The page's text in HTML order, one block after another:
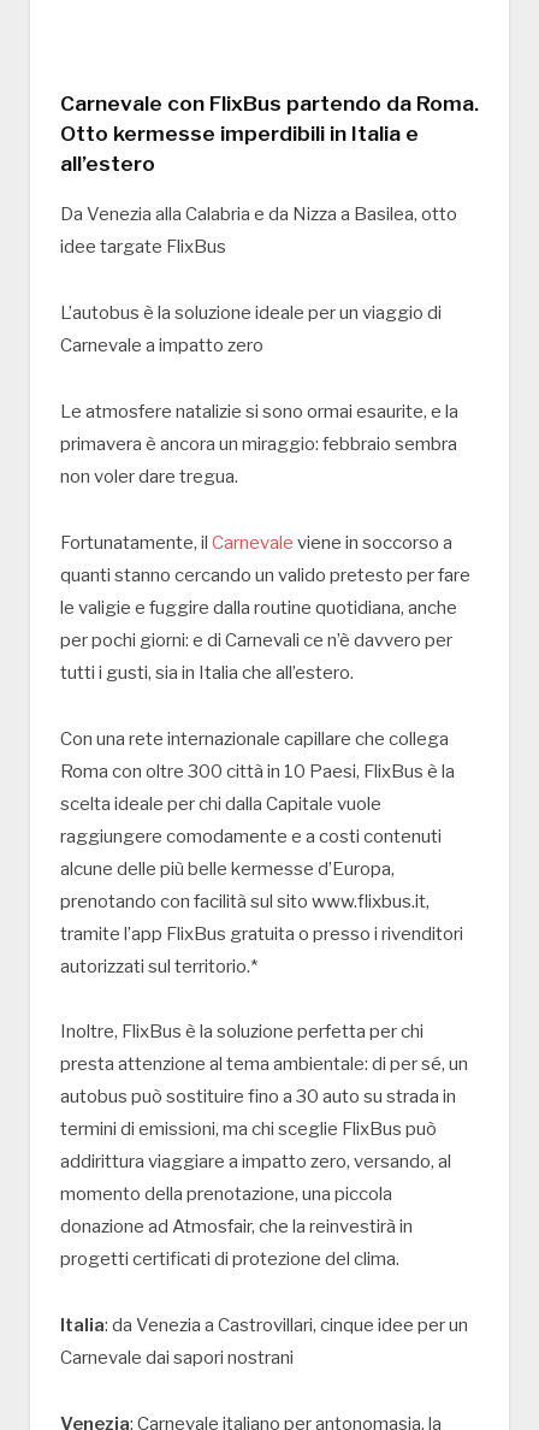
Carnevale con FlixBus partendo da Roma.
Otto kermesse imperdibili in Italia e
all’estero
Da Venezia alla Calabria e da Nizza a Basilea, otto
idee targate FlixBus
L’autobus è la soluzione ideale per un viaggio di
Carnevale a impatto zero
Le atmosfere natalizie si sono ormai esaurite, e la
primavera è ancora un miraggio: febbraio sembra
non voler dare tregua.
Fortunatamente, il Carnevale viene in soccorso a
quanti stanno cercando un valido pretesto per fare
le valigie e fuggire dalla routine quotidiana, anche
per pochi giorni: e di Carnevali ce n’è davvero per
tutti i gusti, sia in Italia che all’estero.
Con una rete internazionale capillare che collega
Roma con oltre 300 città in 10 Paesi, FlixBus è la
scelta ideale per chi dalla Capitale vuole
raggiungere comodamente e a costi contenuti
alcune delle più belle kermesse d’Europa,
prenotando con facilità sul sito www.flixbus.it,
tramite l’app FlixBus gratuita o presso i rivenditori
autorizzati sul territorio.*
Inoltre, FlixBus è la soluzione perfetta per chi
presta attenzione al tema ambientale: di per sé, un
autobus può sostituire fino a 30 auto su strada in
termini di emissioni, ma chi sceglie FlixBus può
addirittura viaggiare a impatto zero, versando, al
momento della prenotazione, una piccola
donazione ad Atmosfair, che la reinvestirà in
progetti certificati di protezione del clima.
Italia: da Venezia a Castrovillari, cinque idee per un
Carnevale dai sapori nostrani
Venezia: Carnevale italiano per antonomasia, la